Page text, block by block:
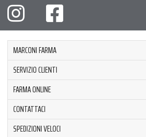
MARCONI FARMA
SERVIZIO CLIENTI
FARMA ONLINE
CONTATTACI
SPEDIZIONI VELOCI